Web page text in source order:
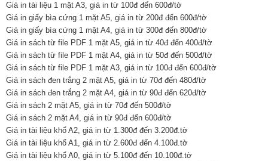
Giá in tài liệu 1 mặt A3, giá in từ 100đ đến 600đ/tờ
Giá in giấy bìa cứng 1 mặt A5, giá in từ 200đ đến 600đ/tờ
Giá in giấy bìa cứng 1 mặt A4, giá in từ 300đ đến 800đ/tờ
Giá in sách từ file PDF 1 mặt A5, giá in từ 40đ đến 400đ/tờ
Giá in sách từ file PDF 1 mặt A4, giá in từ 50đ đến 500đ/tờ
Giá in sách từ file PDF 1 mặt A3, giá in từ 100đ đến 600đ/tờ
Giá in sách đen trắng 2 mặt A5, giá in từ 70đ đến 480đ/tờ
Giá in sách đen trắng 2 mặt A4, giá in từ 90đ đến 620đ/tờ
Giá in sách 2 mặt A5, giá in từ 70đ đến 500đ/tờ
Giá in sách 2 mặt A4, giá in từ 90đ đến 600đ/tờ
Giá in tài liệu khổ A2, giá in từ 1.300đ đến 3.200đ.tờ
Giá in tài liệu khổ A1, giá in từ 2.600đ đến 4.100đ.tờ
Giá in tài liệu khổ A0, giá in từ 5.100đ đến 10.100đ.tờ